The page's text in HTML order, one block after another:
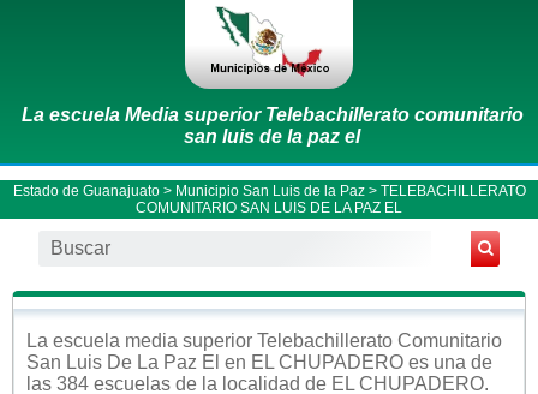
La escuela Media superior Telebachillerato comunitario
san luis de la paz el
Estado de Guanajuato> Municipio San Luis de la Paz> TELEBACHILLERATO
COMUNITARIO SAN LUIS DE LA PAZ EL
La escuela media superior Telebachillerato Comunitario
San Luis De La Paz El en EL CHUPADERO es una de
las 384 escuelas de la localidad de EL CHUPADERO.